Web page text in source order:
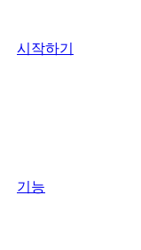
시작하기
기능